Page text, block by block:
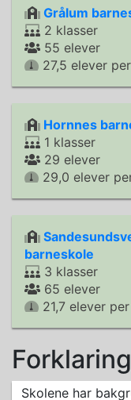
Grålum
2 klasser
55 elever
27,5 elever
Hornnes
1 klasser
29 elever
29,0 elever
barneskole
3 klasser
65 elever
21,7 elever
Forklaring
Skolene har